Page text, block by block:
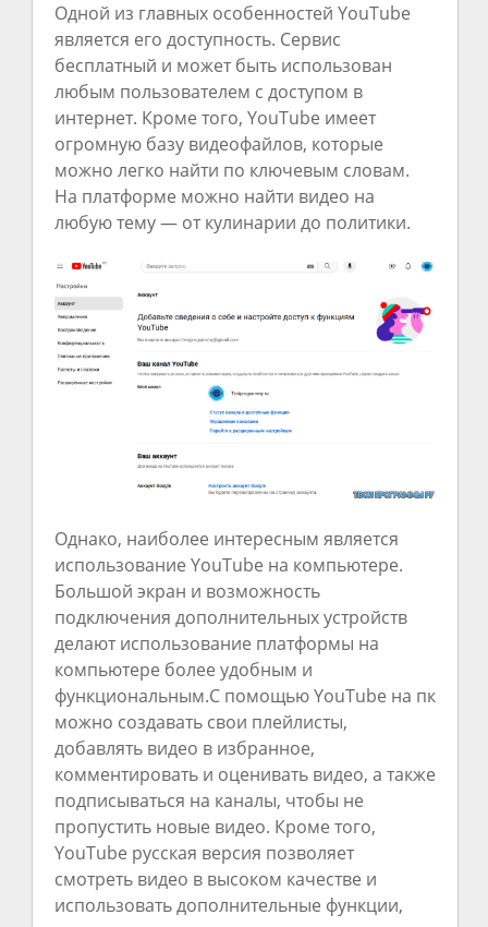
Одной из главных особенностей YouTube
является его доступность. Сервис
бесплатный и может быть использован
любым пользователем с доступом в
интернет. Кроме того, YouTube имеет
огромную базу видеофайлов, которые
можно легко найти по ключевым словам.
На платформе можно найти видео на
любую тему — от кулинарии до политики.
Однако, наиболее интересным является
использование YouTube на компьютере.
Большой экран и возможность
подключения дополнительных устройств
делают использование платформы на
компьютере более удобным и
функциональным.С помощью YouTube на пк
можно создавать свои плейлисты,
добавлять видео в избранное,
комментировать и оценивать видео, а также
подписываться на каналы, чтобы не
пропустить новые видео. Кроме того,
YouTube русская версия позволяет
смотреть видео в высоком качестве и
использовать дополнительные функции,